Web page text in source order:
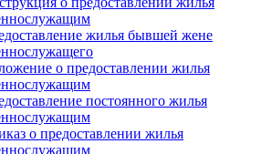
жилья бывшей жене
о предоставлении жилья
постоянного жилья
о предоставлении жилья